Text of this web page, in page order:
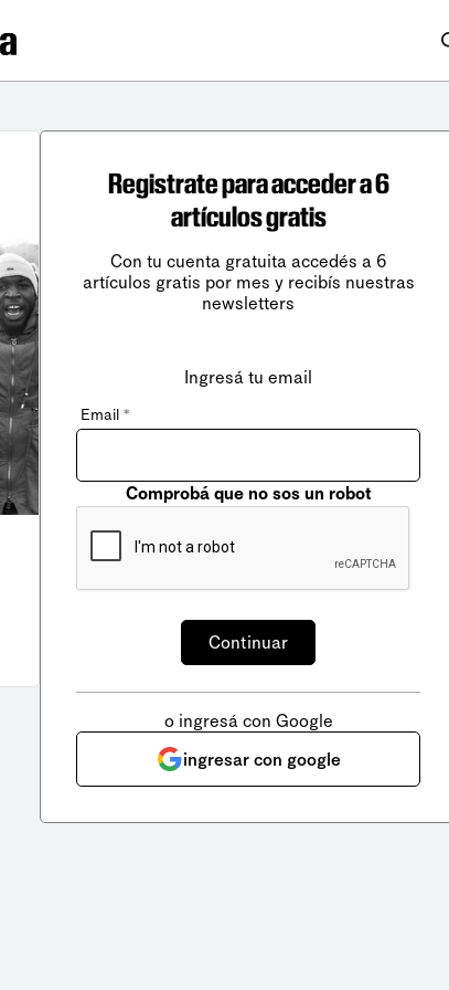
Registrate para acceder a 6
artículos gratis
Con tu cuenta gratuita accedés a 6
artículos gratis por mes y recibís nuestras
newsletters
Ingresá tu email
Email *
Comprobá que no sos un robot
o ingresá con Google
ingresar con google